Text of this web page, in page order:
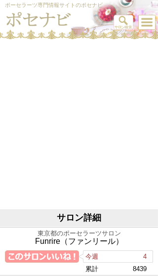
ポーセラーツ専門情報サイトのポセナビ
サロン詳細
東京都のポーセラーツサロン
Funrire（ファンリール）
今週
4
累計
8439